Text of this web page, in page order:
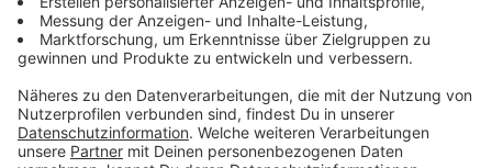
Die Bundespolizei in NRW, die Bahn, die
Verkehrsbetriebe und die Ordnungsämter machen am
Montag (24.08.2020) eine große Kontroll-Aktion zur
Maskenpflicht. Es geht um den den regionalen
Bahnverkehr und S-Bahnen, heißt es vom nordrhein-
westfälischen Verkehrsministerium. Mit der Aktion